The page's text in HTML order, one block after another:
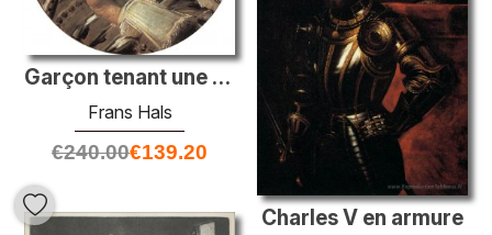
Garçon tenant une flûte (audience)
Frans Hals
€240.00€139.20
Charles V en armure